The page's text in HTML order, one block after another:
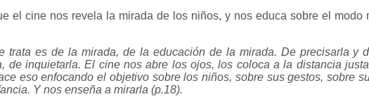
el cine nos revela la mirada de los niños, y nos educa sobre el modo
trata es de la mirada, de la educación de la mirada. De precisarla y
de inquietarla. El cine nos abre los ojos, los coloca a la distancia
eso enfocando el objetivo sobre los niños, sobre sus gestos, sobre
Y nos enseña a mirarla (p.18).